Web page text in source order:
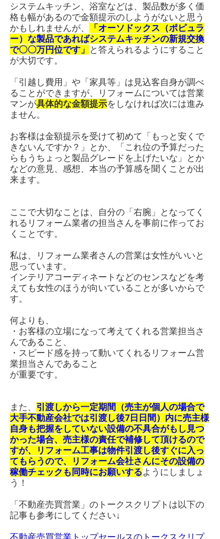
システムキッチン、浴室などは、製品数が多く価
格も幅があるので金額提示のしようがないと思う
かもしれませんが、
「オーソドックス（ポピュラ
ー）な製品であればシステムキッチンの新規交換
で〇〇万円位です」
と答えられるようにすること
が大切です。
「引越し費用」や「家具等」は見込客自身が調べ
ることができますが、リフォームについては営業
マンが具体的な金額提示をしなければ次には進み
ません。
お客様は金額提示を受けて初めて「もっと安くで
きないんですか？」とか、「これ位の予算だった
らもうちょっと製品グレードを上げたいな」とか
などの意見、感想、本当の予算感を聞くことが出
来ます。
ここで大切なことは、自分の「右腕」となってく
れるリフォーム業者の担当さんを事前に作ってお
くことです。
私は、リフォーム業者さんの営業は女性がいいと
思っています。
インテリアコーディネートなどのセンスなどを考
えても女性のほうが向いていることが多いからで
す。
何よりも、
・お客様の立場になって考えてくれる営業担当さ
んであること、
・スピード感を持って動いてくれるリフォーム営
業担当さんであること
が重要です。
また、 引渡しから一定期間（売主が個人の場合で
大手不動産会社では引渡し後7日日間）内に売主様
自身も把握をしていない設備の不具合がもし見つ
かった場合、売主様の責任で補修して頂けるので
すが、リフォーム工事は物件引渡し後すぐに入っ
てもらうので、リフォーム会社さんにその設備の
稼働チェックも同時にお願いするようにしましょ
う！
「不動産売買営業」のトークスクリプトは以下の
記事も参考にしてください↓
不動産売買営業トップセールスのトークスクリプ